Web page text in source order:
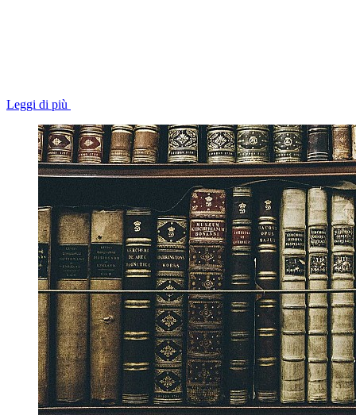
Leggi di più